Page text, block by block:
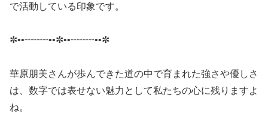
で活動している印象です。
✼••┈┈┈┈••✼••┈┈┈┈••✼
華原朋美さんが歩んできた道の中で育まれた強さや優しさ
は、数字では表せない魅力として私たちの心に残りますよ
ね。